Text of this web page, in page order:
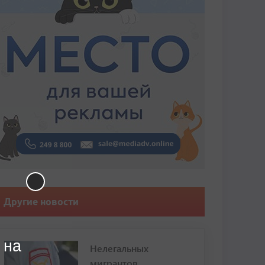
Другие новости
Нелегальных